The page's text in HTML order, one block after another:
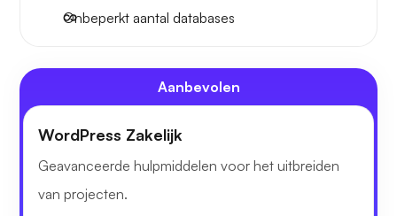
Onbeperkt aantal databases
Aanbevolen
WordPress Zakelijk
Geavanceerde hulpmiddelen voor het uitbreiden
van projecten.